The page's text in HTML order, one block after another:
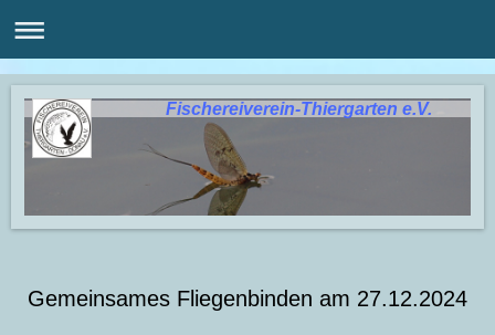
Fischereiverein-Thiergarten e.V.
Gemeinsames Fliegenbinden am 27.12.2024